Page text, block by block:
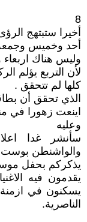
8
أخيرا ستبتهج
أحد وخميس
وليس هناك اربعاء
لأن التربع يؤلم
كلها لم تتحقق .
الذي تحقق أن
اينعت زهورا في
وعليه
سأنشر غدا
والواشنطن بوست
يذكركم بحفل
يقدمون فيه
يسكنون في
الناصرية.